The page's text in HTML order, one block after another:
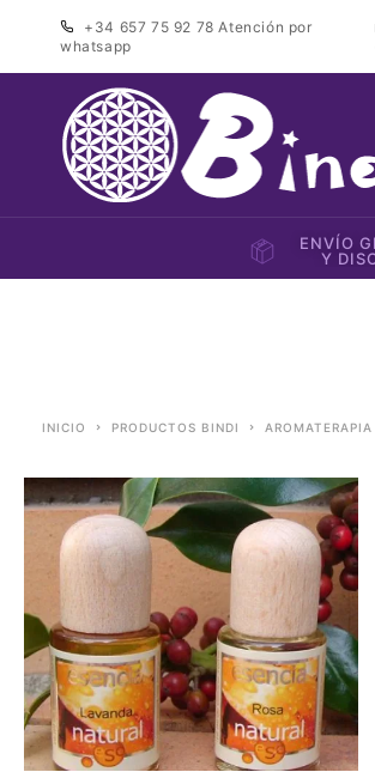
+34 657 75 92 78Atención por
whatsapp
ENVÍO
Y
INICIO PRODUCTOS BINDI AROMATERAPIA